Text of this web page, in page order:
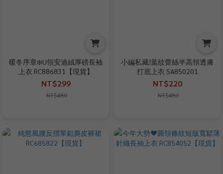
暖冬序章❄️U領安迪絨厚磅長袖
上衣 RC886831【現貨】
NT$299
NT$480
小編私藏!葉紋蕾絲半高領透膚
打底上衣 SA850201
NT$220
NT$480